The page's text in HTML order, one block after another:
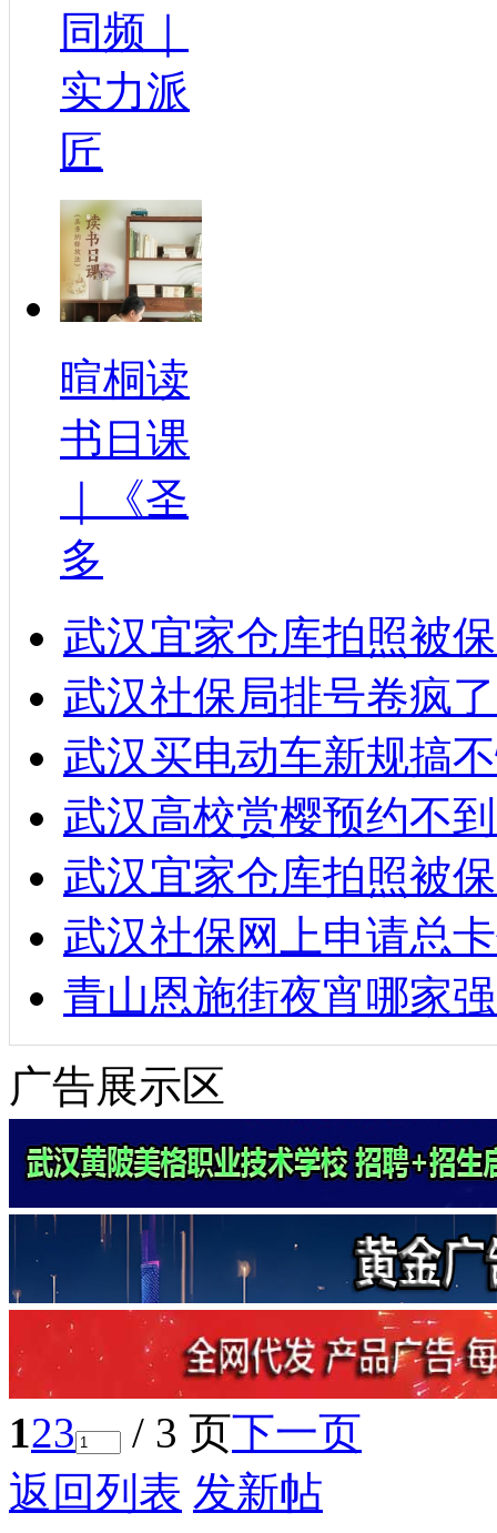
同频｜
实力派
匠
暄桐读
书日课
｜《圣
多
武汉宜家仓库拍照被
武汉社保局排号卷疯
武汉买电动车新规搞
武汉高校赏樱预约不
武汉宜家仓库拍照被
武汉社保网上申请总
青山恩施街夜宵哪家
广告展示区
123 / 3 页下一页
返回列表 发新帖